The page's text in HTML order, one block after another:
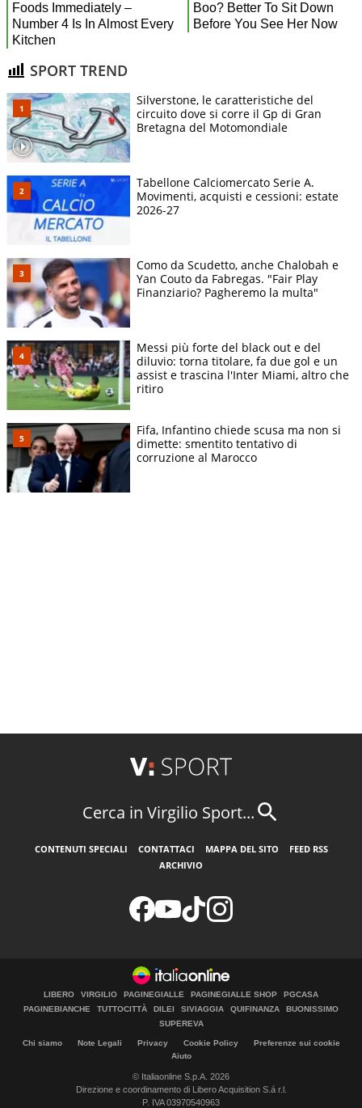
SPORT TREND
Silverstone, le caratteristiche del
circuito dove si corre il Gp di Gran
Bretagna del Motomondiale
Tabellone Calciomercato Serie A.
Movimenti, acquisti e cessioni: estate
2026-27
Como da Scudetto, anche Chalobah e
Yan Couto da Fabregas. "Fair Play
Finanziario? Pagheremo la multa"
Messi più forte del black out e del
diluvio: torna titolare, fa due gol e un
assist e trascina l'Inter Miami, altro che
ritiro
Fifa, Infantino chiede scusa ma non si
dimette: smentito tentativo di
corruzione al Marocco
Cerca in Virgilio Sport...
CONTENUTI SPECIALI CONTATTACI MAPPA DEL SITO
FEED RSS
ARCHIVIO
LIBERO VIRGILIO PAGINEGIALLE PAGINEGIALLE SHOP
PGCASA
PAGINEBIANCHE
TUTTOCITTÀ DILEI SIVIAGGIA QUIFINANZA
BUONISSIMO
SUPEREVA
Chi siamo Note Legali Privacy Cookie Policy
Preferenze sui cookie
Aiuto
© Italiaonline S.p.A. 2026
Direzione e coordinamento di Libero Acquisition S.á r.l.
P. IVA 03970540963